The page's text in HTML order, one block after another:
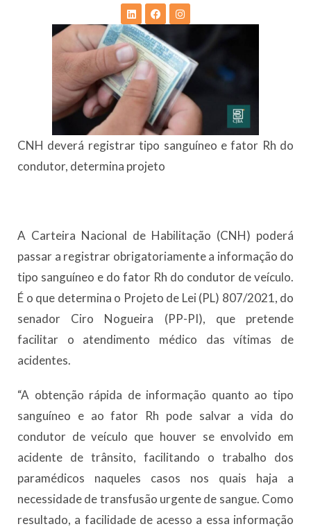
CNH deverá registrar tipo sanguíneo e fator Rh do
condutor, determina projeto
A Carteira Nacional de Habilitação (CNH) poderá
passar a registrar obrigatoriamente a informação do
tipo sanguíneo e do fator Rh do condutor de veículo.
É o que determina o Projeto de Lei (PL) 807/2021, do
senador Ciro Nogueira (PP-PI), que pretende
facilitar o atendimento médico das vítimas de
acidentes.
“A obtenção rápida de informação quanto ao tipo
sanguíneo e ao fator Rh pode salvar a vida do
condutor de veículo que houver se envolvido em
acidente de trânsito, facilitando o trabalho dos
paramédicos naqueles casos nos quais haja a
necessidade de transfusão urgente de sangue. Como
resultado, a facilidade de acesso a essa informação